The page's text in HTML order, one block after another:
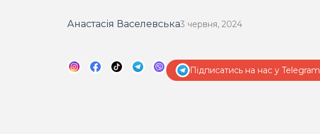
Анастасія Васелевська3 червня, 2024
Підписатись на нас у Telegram